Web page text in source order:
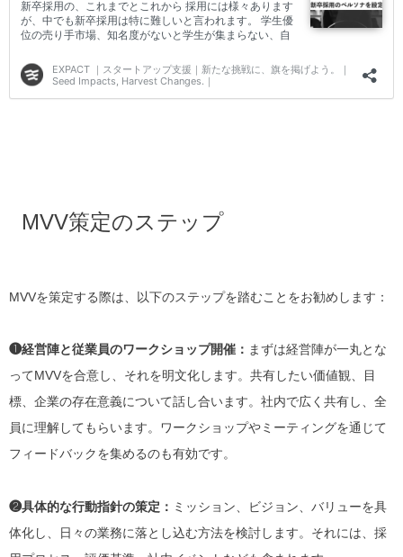
MVV策定のステップ
MVVを策定する際は、以下のステップを踏むことをお勧めします：
❶経営陣と従業員のワークショップ開催： まずは経営陣が一丸とな
ってMVVを合意し、それを明文化します。共有したい価値観、目
標、企業の存在意義について話し合います。社内で広く共有し、全
員に理解してもらいます。ワークショップやミーティングを通じて
フィードバックを集めるのも有効です。
❷具体的な行動指針の策定： ミッション、ビジョン、バリューを具
体化し、日々の業務に落とし込む方法を検討します。それには、採